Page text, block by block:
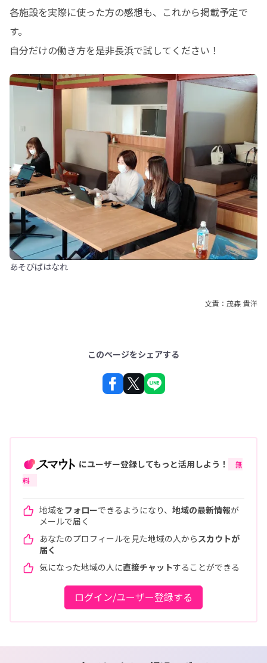
各施設を実際に使った方の感想も、これから掲載予定で
す。
自分だけの働き方を是非長浜で試してください！
あそびばはなれ
文責：茂森 貴洋
このページをシェアする
にユーザー登録してもっと活用しよう！
無
料
地域をフォローできるようになり、 地域の最新情報が
メールで届く
あなたのプロフィールを見た地域の人から スカウトが
届く
気になった地域の人に直接チャットすることができる
ログイン/ユーザー登録する